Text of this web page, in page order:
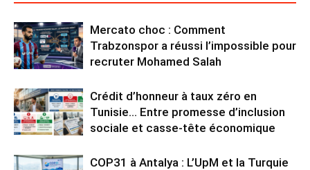
Mercato choc : Comment
Trabzonspor a réussi l’impossible pour
recruter Mohamed Salah
Crédit d’honneur à taux zéro en
Tunisie… Entre promesse d’inclusion
sociale et casse-tête économique
COP31 à Antalya : L’UpM et la Turquie